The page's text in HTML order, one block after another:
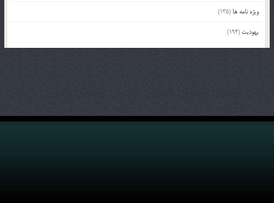
ویژه نامه ها (135)
یهودیت (194)